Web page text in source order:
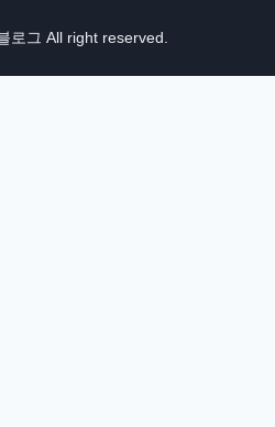
로그 All right reserved.